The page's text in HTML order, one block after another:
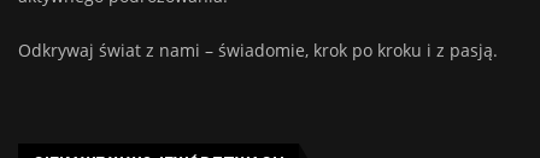
Odkrywaj świat z nami – świadomie, krok po kroku i z pasją.